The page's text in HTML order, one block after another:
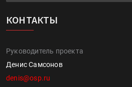
КОНТАКТЫ
Руководитель проекта
Денис Самсонов
denis@osp.ru